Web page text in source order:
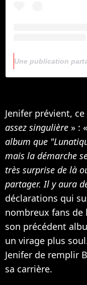
Jenifer prévient,
assez singulière » : «
album que
mais la démarche
très surprise de là
partager. Il y aura
déclarations qui
nombreux fans de
son précédent
un virage plus
Jenifer de remplir
sa carrière.